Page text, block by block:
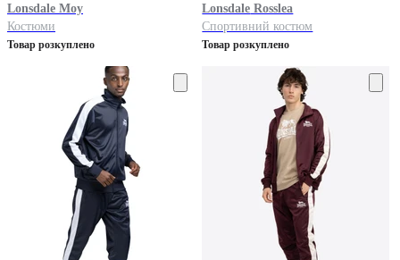
Lonsdale Moy
Костюми
Товар розкуплено
Lonsdale Rosslea
Спортивний костюм
Товар розкуплено